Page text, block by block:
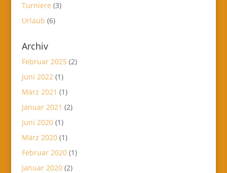
Turniere (3)
Urlaub (6)
Archiv
Februar 2025 (2)
Juni 2022(1)
März 2021 (1)
Januar 2021 (2)
Juni 2020(1)
März 2020(1)
Februar 2020(1)
Januar 2020(2)